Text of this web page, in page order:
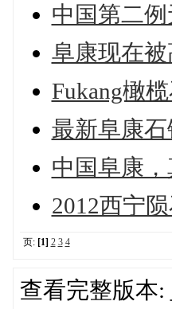
中国第二
阜康现在
Fukang橄
最新阜康
中国阜康
2012西宁
页: [1] 2 3 4
查看完整版本: